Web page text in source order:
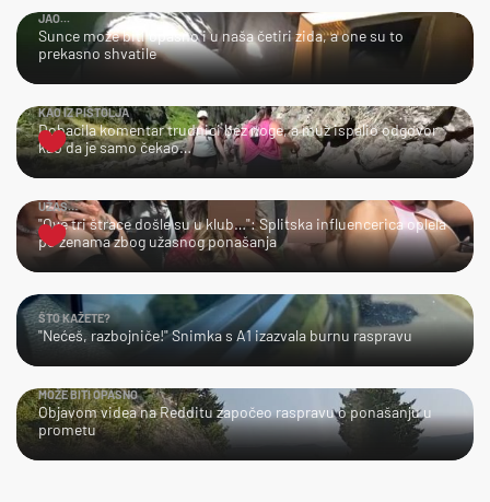
JAO...
Sunce može biti opasno i u naša četiri zida, a one su to
prekasno shvatile
KAO IZ PIŠTOLJA
Dobacila komentar trudnici bez noge, a muž ispalio odgovor
kao da je samo čekao…
UŽAS…
"Ove tri štrace došle su u klub…": Splitska influencerica oplela
po ženama zbog užasnog ponašanja
ŠTO KAŽETE?
"Nećeš, razbojniče!" Snimka s A1 izazvala burnu raspravu
MOŽE BITI OPASNO
Objavom videa na Redditu započeo raspravu o ponašanju u
prometu